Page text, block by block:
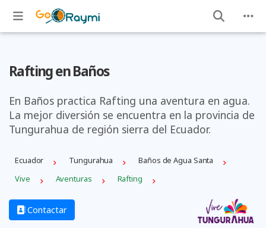
Rafting en Baños
En Baños practica Rafting una aventura en agua.
La mejor diversión se encuentra en la provincia de
Tungurahua de región sierra del Ecuador.
Ecuador Tungurahua
Baños de Agua Santa
Vive
Aventuras Rafting
Contactar